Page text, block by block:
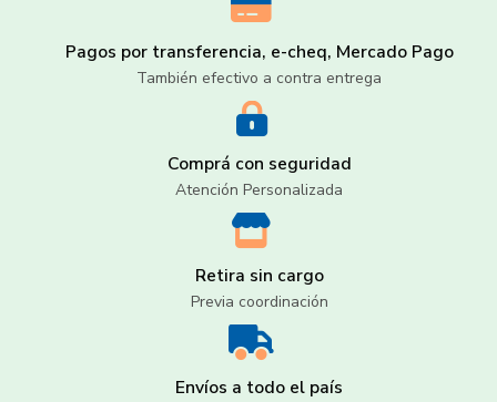
Pagos por transferencia, e-cheq, Mercado Pago
También efectivo a contra entrega
Comprá con seguridad
Atención Personalizada
Retira sin cargo
Previa coordinación
Envíos a todo el país